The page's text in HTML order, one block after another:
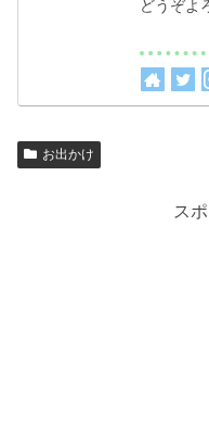
どうぞよ
お出かけ
ス